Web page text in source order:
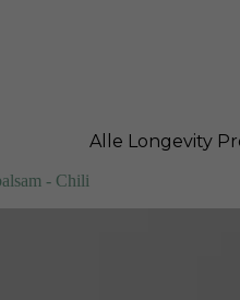
Alle Longevity
- Chili